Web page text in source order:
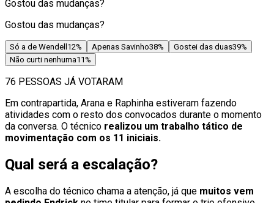
Gostou das mudanças?
Gostou das mudanças?
Só a de Wendell 12% Apenas Savinho38% Gostei das duas39%
Não curti nenhuma11%
76 PESSOAS JÁ VOTARAM
Em contrapartida, Arana e Raphinha estiveram fazendo
atividades com o resto dos convocados durante o momento
da conversa. O técnico realizou um trabalho tático de
movimentação com os 11 iniciais.
Qual será a escalação?
A escolha do técnico chama a atenção, já que muitos vem